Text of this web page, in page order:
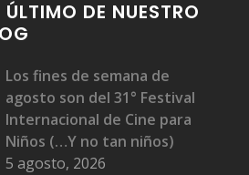
ÚLTIMO DE NUESTRO
Los fines de semana de
agosto son del 31° Festival
Internacional de Cine para
Niños (…Y no tan niños)
5 agosto, 2026